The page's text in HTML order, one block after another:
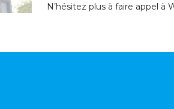
N’hésitez plus à faire appel à